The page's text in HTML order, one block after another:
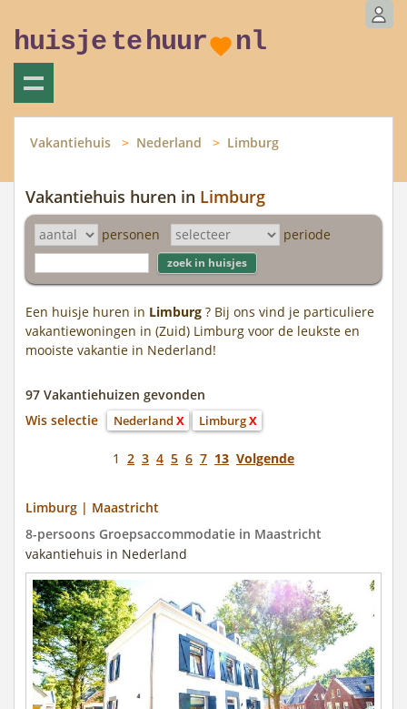
huisje tehuur nl
Vakantiehuis Nederland Limburg
Vakantiehuis huren in Limburg
personen periode
Een huisje huren in Limburg ? Bij ons vind je particuliere
vakantiewoningen in (Zuid) Limburg voor de leukste en
mooiste vakantie in Nederland!
97 Vakantiehuizen gevonden
Wis selectie
Nederland X LimburgX
1 2 3 4 5 6 7 13 Volgende
Limburg | Maastricht
8-persoons Groepsaccommodatie in Maastricht
vakantiehuis in Nederland